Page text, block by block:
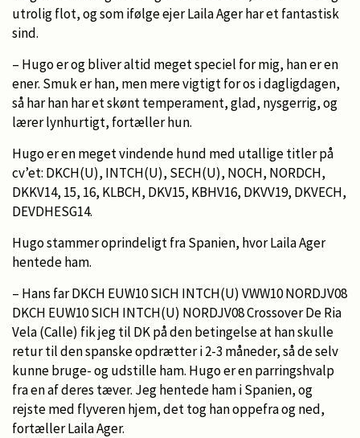
utrolig flot, og som ifølge ejer Laila Ager har et fantastisk
sind.
– Hugo er og bliver altid meget speciel for mig, han er en
ener. Smuk er han, men mere vigtigt for os i dagligdagen,
så har han har et skønt temperament, glad, nysgerrig, og
lærer lynhurtigt, fortæller hun.
Hugo er en meget vindende hund med utallige titler på
cv’et: DKCH(U), INTCH(U), SECH(U), NOCH, NORDCH,
DKKV14, 15, 16, KLBCH, DKV15, KBHV16, DKVV19, DKVECH,
DEVDHESG14.
Hugo stammer oprindeligt fra Spanien, hvor Laila Ager
hentede ham.
– Hans far DKCH EUW10 SICH INTCH(U) VWW10 NORDJV08
DKCH EUW10 SICH INTCH(U) NORDJV08 Crossover De Ria
Vela (Calle) fik jeg til DK på den betingelse at han skulle
retur til den spanske opdrætter i 2-3 måneder, så de selv
kunne bruge- og udstille ham. Hugo er en parringshvalp
fra en af deres tæver. Jeg hentede ham i Spanien, og
rejste med flyveren hjem, det tog han oppefra og ned,
fortæller Laila Ager.